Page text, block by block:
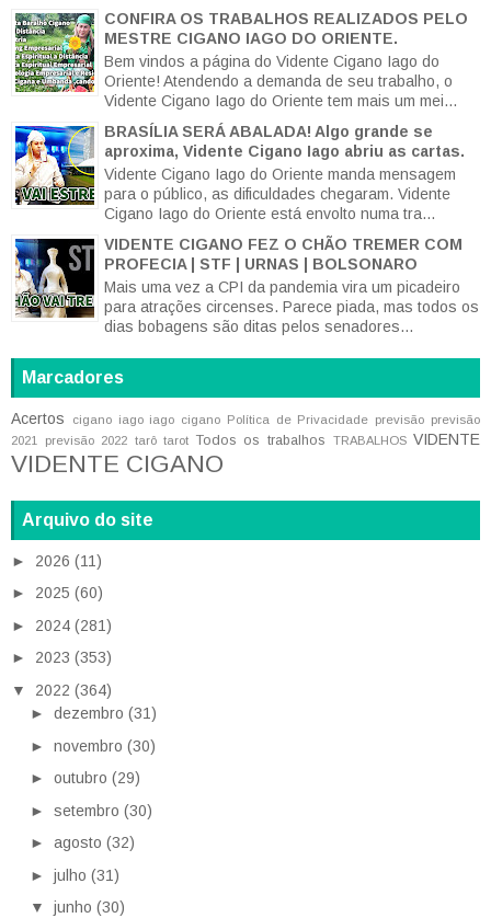
CONFIRA OS TRABALHOS REALIZADOS PELO
MESTRE CIGANO IAGO DO ORIENTE.
Bem vindos a página do Vidente Cigano Iago do
Oriente! Atendendo a demanda de seu trabalho, o
Vidente Cigano Iago do Oriente tem mais um mei...
BRASÍLIA SERÁ ABALADA! Algo grande se
aproxima, Vidente Cigano Iago abriu as cartas.
Vidente Cigano Iago do Oriente manda mensagem
para o público, as dificuldades chegaram. Vidente
Cigano Iago do Oriente está envolto numa tra...
VIDENTE CIGANO FEZ O CHÃO TREMER COM
PROFECIA | STF | URNAS | BOLSONARO
Mais uma vez a CPI da pandemia vira um picadeiro
para atrações circenses. Parece piada, mas todos os
dias bobagens são ditas pelos senadores...
Marcadores
Acertos cigano iago iago cigano Política de Privacidade previsão previsão
2021
previsão 2022 tarô tarot Todos os trabalhos TRABALHOS VIDENTE
VIDENTE CIGANO
Arquivo do site
► 2026 (11)
► 2025 (60)
► 2024 (281)
► 2023 (353)
▼ 2022 (364)
► dezembro (31)
► novembro (30)
► outubro (29)
► setembro (30)
► agosto (32)
► julho (31)
▼ junho (30)